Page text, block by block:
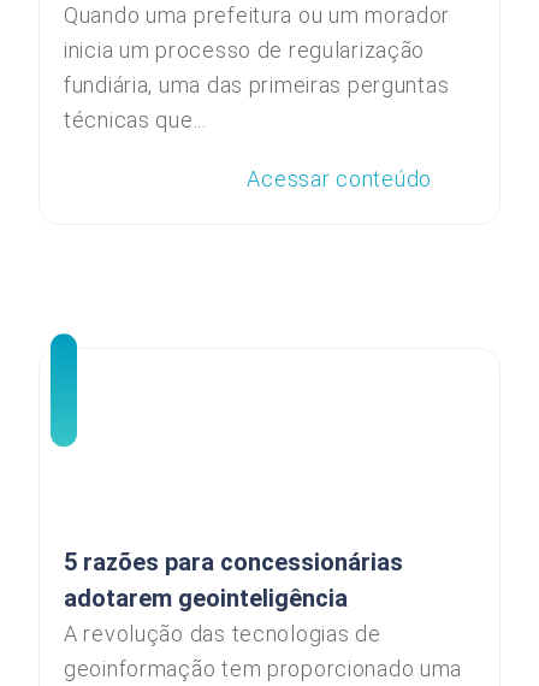
Quando uma prefeitura ou um morador
inicia um processo de regularização
fundiária, uma das primeiras perguntas
técnicas que...
Acessar conteúdo
5 razões para concessionárias
adotarem geointeligência
A revolução das tecnologias de
geoinformação tem proporcionado uma